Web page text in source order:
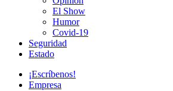
El Show
Humor
Covid-19
Seguridad
Estado
¡Escríbenos!
Empresa